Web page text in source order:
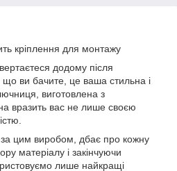
кріплення для монтажу
додому після
ви бачите, це ваша стильна і
виготовлена з
вразить вас не лише своєю
за цим виробом, дбає про кожну
матеріалу і закінчуючи
лише найкращі